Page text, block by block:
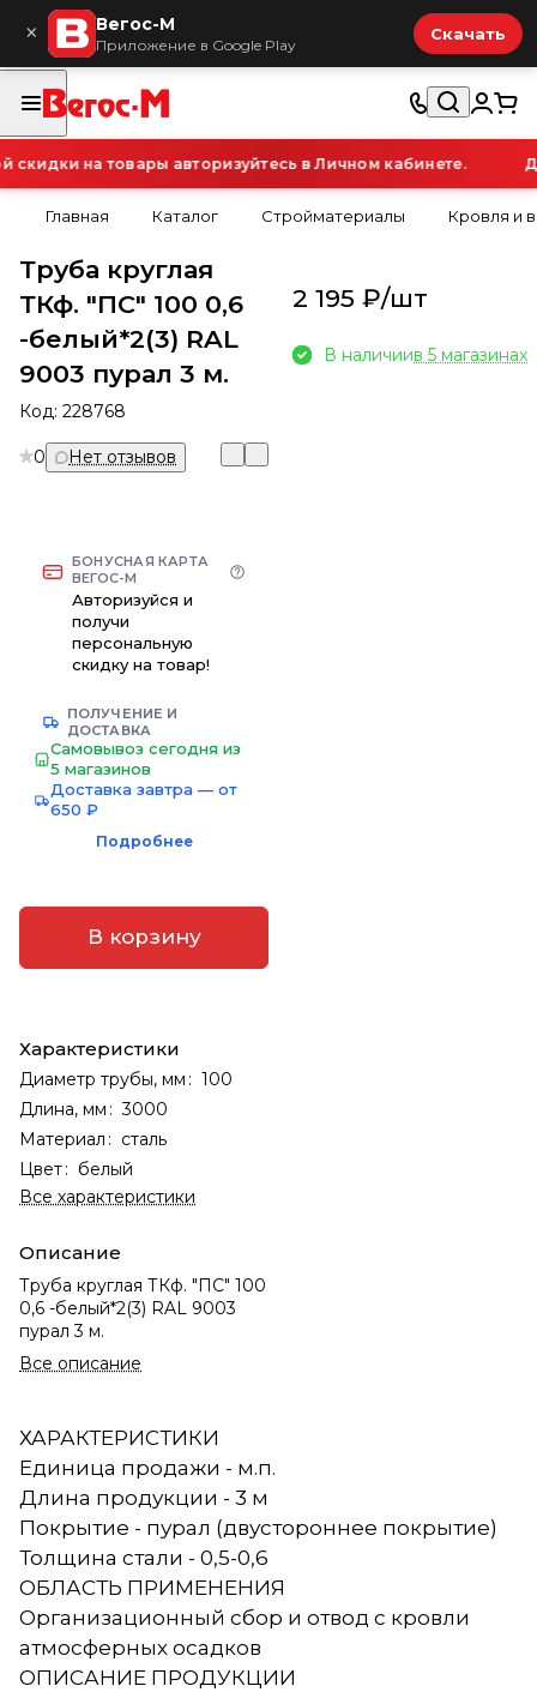
× Вегос-М
Приложение в Google Play
Скачать
на товары авторизуйтесь в Личном кабинете.
Главная Каталог Стройматериалы Кровля и
Труба круглая
ТКф. "ПС" 100 0,6
-белый*2(3) RAL
9003 пурал 3 м.
Код: 228768
0 Нет отзывов
БОНУСНАЯ КАРТА
ВЕГОС-М
Авторизуйся и
получи
персональную
скидку на товар!
ПОЛУЧЕНИЕ И
ДОСТАВКА
Самовывоз сегодня из
5 магазинов
Доставка завтра — от
650 ₽
Подробнее
В корзину
Характеристики
Диаметр трубы, мм : 100
Длина, мм : 3000
Материал : сталь
Цвет: белый
Все характеристики
Описание
Труба круглая ТКф. "ПС" 100
0,6 -белый*2(3) RAL 9003
пурал 3 м.
Все описание
2 195 ₽/шт
В наличиив 5 магазинах
ХАРАКТЕРИСТИКИ
Единица продажи - м.п.
Длина продукции - 3 м
Покрытие - пурал (двустороннее покрытие)
Толщина стали - 0,5-0,6
ОБЛАСТЬ ПРИМЕНЕНИЯ
Организационный сбор и отвод с кровли
атмосферных осадков
ОПИСАНИЕ ПРОДУКЦИИ